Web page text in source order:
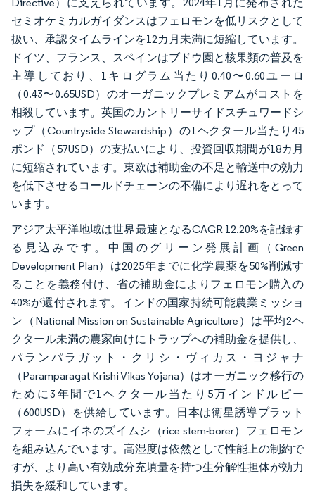
セミオケミカルガイダンスはフェロモンを低リスクとして
扱い、承認タイムラインを12カ月未満に短縮しています。
ドイツ、フランス、スペインはブドウ園と核果類の普及を
主導しており、1キログラム当たり0.40〜0.60ユーロ
（0.43〜0.65USD）のオーガニックプレミアムがコストを
相殺しています。英国のカントリーサイドスチュワードシ
ップ（Countryside Stewardship）の1ヘクタール当たり45
ポンド（57USD）の支払いにより、投資回収期間が18カ月
に短縮されています。東欧は補助金の不足と輸送中の効力
を低下させるコールドチェーンの不備により遅れをとって
います。
アジア太平洋地域は世界最速となるCAGR 12.20%を記録す
る見込みです。中国のグリーン発展計画（Green
Development Plan）は2025年までに化学農薬を50%削減す
ることを義務付け、省の補助金によりフェロモン購入の
40%が還付されます。インドの国家持続可能農業ミッショ
ン（National Mission on Sustainable Agriculture）は平均2ヘ
クタール未満の農家向けにトラップへの補助金を提供し、
パランパラガット・クリシ・ヴィカス・ヨジャナ
（Paramparagat Krishi Vikas Yojana）はオーガニック移行の
ために3年間で1ヘクタール当たり5万インドルピー
（600USD）を供給しています。日本は衛星誘導プラット
フォームにイネのズイムシ（rice stem-borer）フェロモン
を組み込んでいます。高湿度は依然として性能上の制約で
すが、より高い有効成分充填量を持つ生分解性担体が効力
損失を緩和しています。